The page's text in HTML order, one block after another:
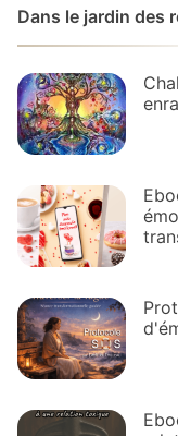
Dans le jardin des